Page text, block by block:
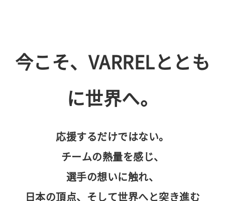
今こそ、VARRELととも
に世界へ。
応援するだけではない。
チームの熱量を感じ、
選手の想いに触れ、
日本の頂点、そして世界へと突き進む